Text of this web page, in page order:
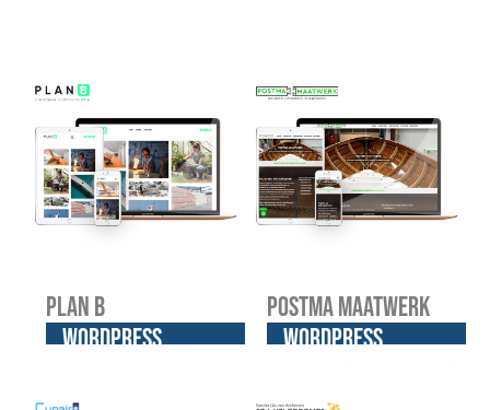
Plan B
WordPress
Postma Maatwerk
WordPress